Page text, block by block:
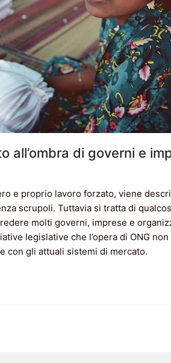
all’ombra di governi e
e proprio lavoro forzato, viene
scrupoli. Tuttavia si tratta di
molti governi, imprese e
legislative che l’opera di ONG
con gli attuali sistemi di mercato.